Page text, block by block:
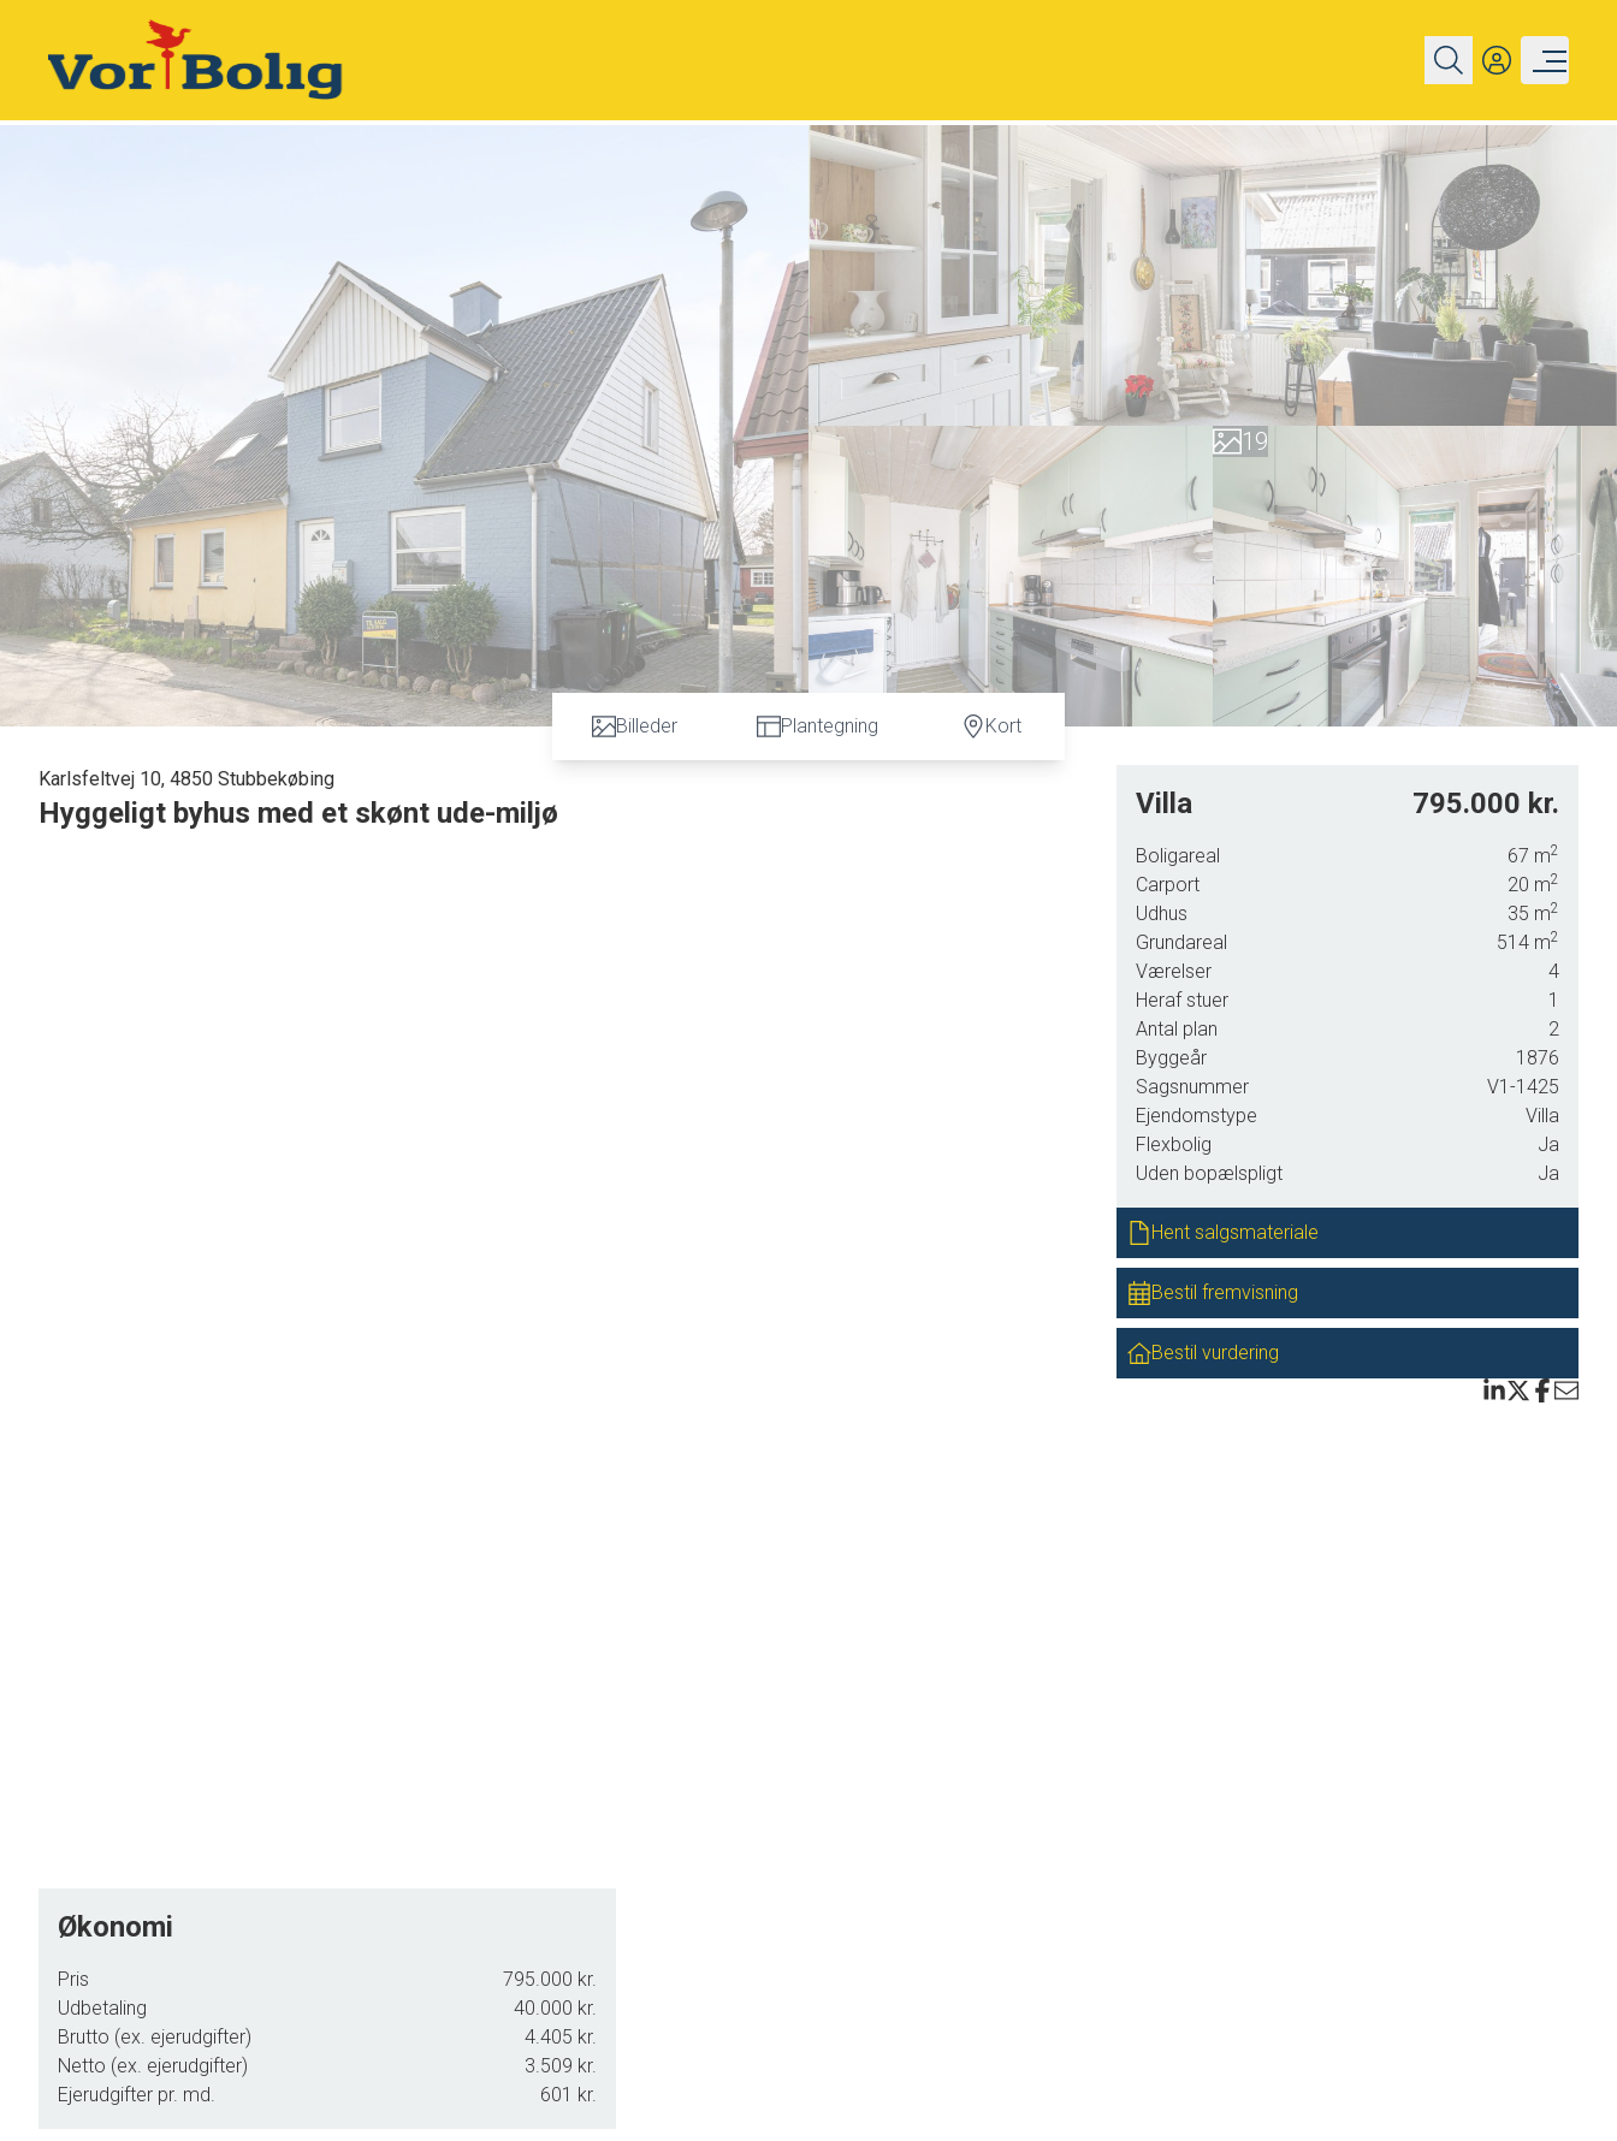
0
1
4
5
6
7
9
0
1
2
3
4
5
8
9
Billeder Plantegning Kort
Karlsfeltvej 10, 4850 Stubbekøbing
Hyggeligt byhus med et skønt ude-miljø Villa 795.000 kr.
Boligareal 67 m2
Carport 20 m2
Udhus 35 m2
Grundareal 514 m2
Værelser
4
Heraf stuer
1
Antal plan
2
Byggeår
1876
Sagsnummer
V1-1425
Ejendomstype
Villa
Flexbolig
Ja
Uden bopælspligt
Ja
Hent salgsmateriale
Bestil fremvisning
Bestil vurdering
Økonomi
Pris
795.000 kr.
Udbetaling
40.000 kr.
Brutto (ex. ejerudgifter)
4.405 kr.
Netto (ex. ejerudgifter)
3.509 kr.
Ejerudgifter pr. md.
601 kr.